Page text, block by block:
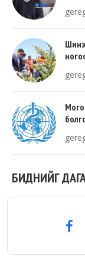
БИДНИЙГ